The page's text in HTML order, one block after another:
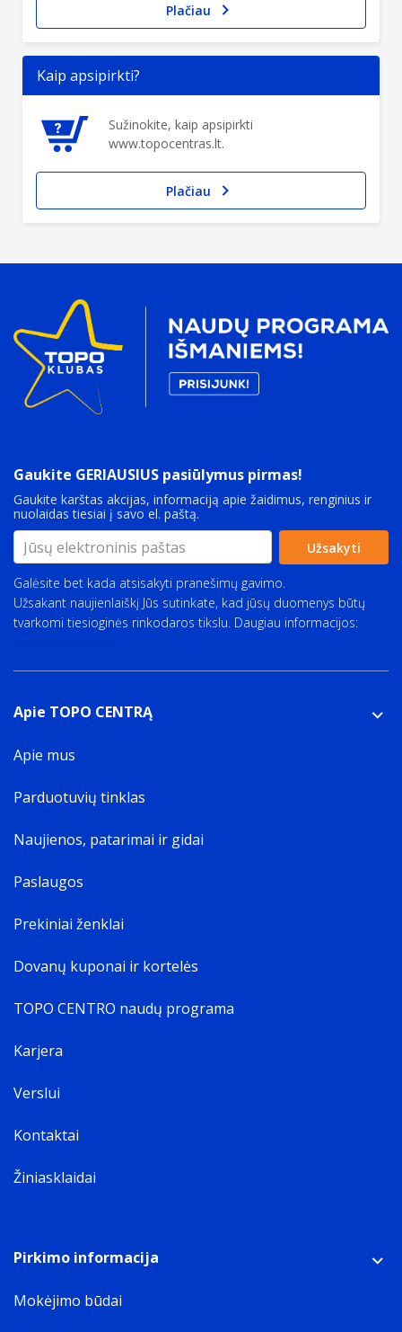
Plačiau
Kaip apsipirkti?
Sužinokite, kaip apsipirkti
www.topocentras.lt.
Plačiau
Gaukite GERIAUSIUS pasiūlymus pirmas!
Gaukite karštas akcijas, informaciją apie žaidimus, renginius ir
nuolaidas tiesiai į savo el. paštą.
Užsakyti
Galėsite bet kada atsisakyti pranešimų gavimo.
Užsakant naujienlaiškį Jūs sutinkate, kad jūsų duomenys būtų
tvarkomi tiesioginės rinkodaros tikslu. Daugiau informacijos:
Apie TOPO CENTRĄ
Apie mus
Parduotuvių tinklas
Naujienos, patarimai ir gidai
Paslaugos
Prekiniai ženklai
Dovanų kuponai ir kortelės
TOPO CENTRO naudų programa
Karjera
Verslui
Kontaktai
Žiniasklaidai
Pirkimo informacija
Mokėjimo būdai